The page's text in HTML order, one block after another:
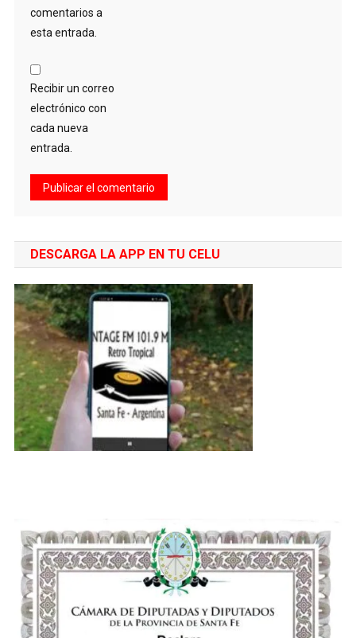
comentarios a
esta entrada.
Recibir un correo
electrónico con
cada nueva
entrada.
DESCARGA LA APP EN TU CELU